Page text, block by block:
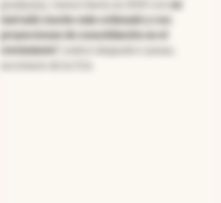
mercado mucho más ordenado y con
proyecciones de consolidación en el
crecimiento",